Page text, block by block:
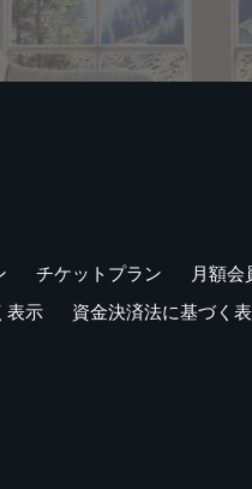
チケットプラン 月額会
表示 資金決済法に基づく